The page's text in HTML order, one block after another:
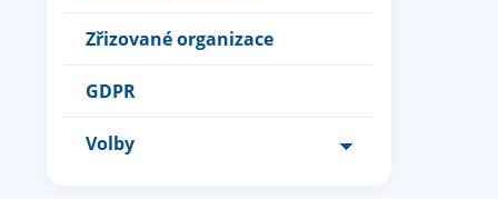
Zřizované organizace
GDPR
Volby